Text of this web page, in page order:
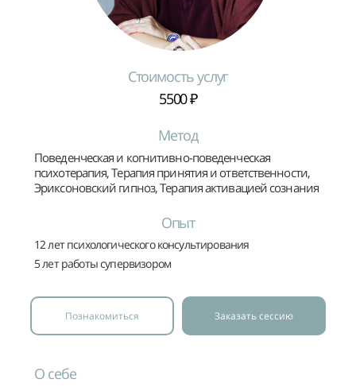
Стоимость услуг
5500 ₽
Метод
Поведенческая и когнитивно-поведенческая
психотерапия, Терапия принятия и ответственности,
Эриксоновский гипноз, Терапия активацией сознания
Опыт
12 лет психологического консультирования
5 лет работы супервизором
Познакомиться Заказать сессию
О себе